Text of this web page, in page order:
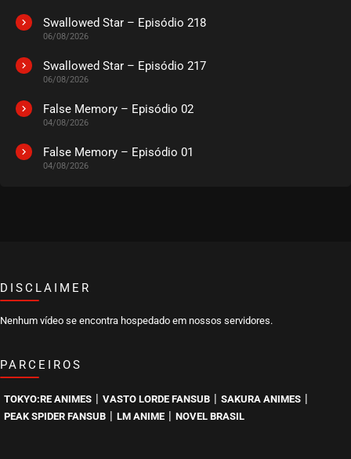
Swallowed Star – Episódio 218
06/08/2026
Swallowed Star – Episódio 217
06/08/2026
False Memory – Episódio 02
04/08/2026
False Memory – Episódio 01
04/08/2026
DISCLAIMER
Nenhum vídeo se encontra hospedado em nossos servidores.
PARCEIROS
TOKYO:RE ANIMES VASTO LORDE FANSUB SAKURA ANIMES
PEAK SPIDER FANSUB LM ANIME NOVEL BRASIL